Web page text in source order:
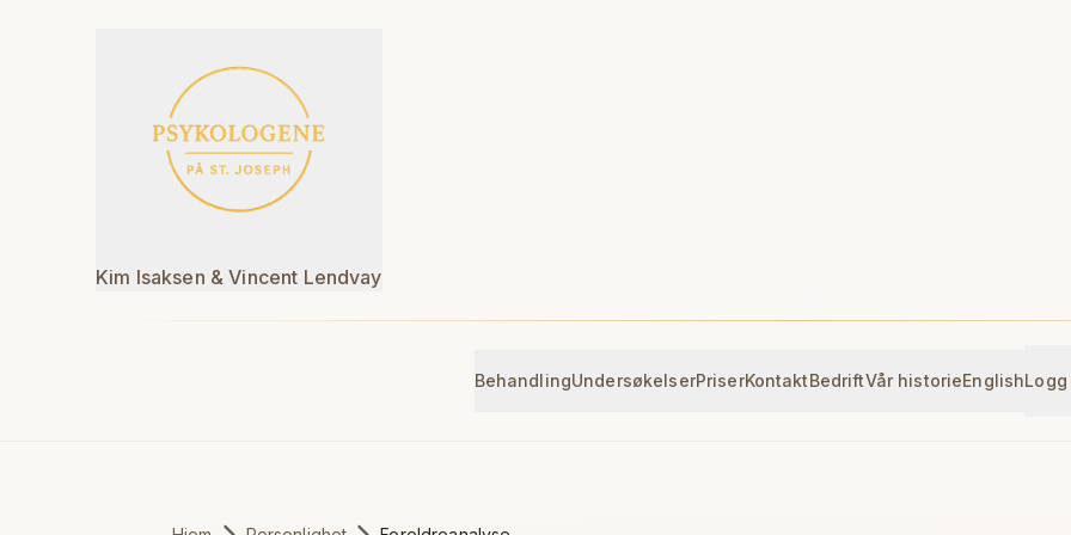
Kim Isaksen & Vincent Lendvay
BehandlingUndersøkelserPriserKontaktBedriftVår historieEnglish